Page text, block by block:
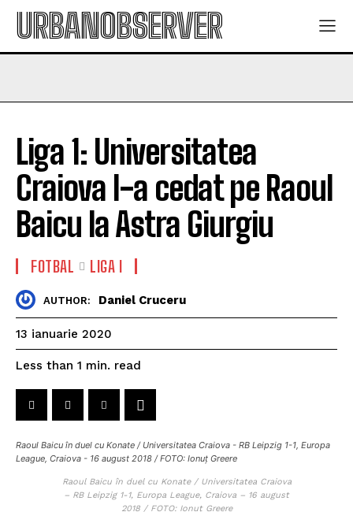
URBANOBSERVER
Liga 1: Universitatea
Craiova l-a cedat pe Raoul
Baicu la Astra Giurgiu
FOTBAL LIGA I
AUTHOR: Daniel Cruceru
13 ianuarie 2020
Less than 1 min. read
Raoul Baicu în duel cu Konate / Universitatea Craiova - RB Leipzig 1-1, Europa
League, Craiova - 16 august 2018 / FOTO: Ionuț Greere
Raoul Baicu în duel cu Konate / Universitatea Craiova
– RB Leipzig 1-1, Europa League, Craiova – 16 august
2018 / FOTO: Ionuț Greere